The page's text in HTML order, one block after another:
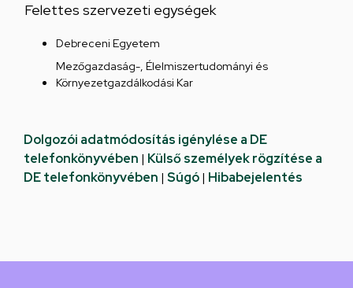
Felettes szervezeti egységek
Debreceni Egyetem
Mezőgazdaság-, Élelmiszertudományi és
Környezetgazdálkodási Kar
Dolgozói adatmódosítás igénylése a DE
telefonkönyvében | Külső személyek rögzítése a
DE telefonkönyvében | Súgó| Hibabejelentés